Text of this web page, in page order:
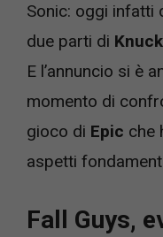
Sonic: oggi infatti
due parti di
E l’annuncio si è
momento di
gioco di Epic che
aspetti
Fall Guys,